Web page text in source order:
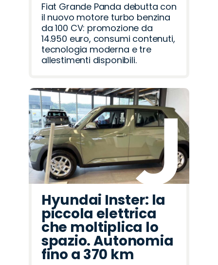
Fiat Grande Panda debutta con
il nuovo motore turbo benzina
da 100 CV: promozione da
14.950 euro, consumi contenuti,
tecnologia moderna e tre
allestimenti disponibili.
Hyundai Inster: la
piccola elettrica
che moltiplica lo
spazio. Autonomia
fino a 370 km